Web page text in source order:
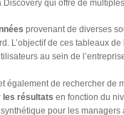
qui offre de
provenant de diverses
L’objectif de ces tableaux de
au sein de
également de rechercher de
les résultats en fonction du
pour les